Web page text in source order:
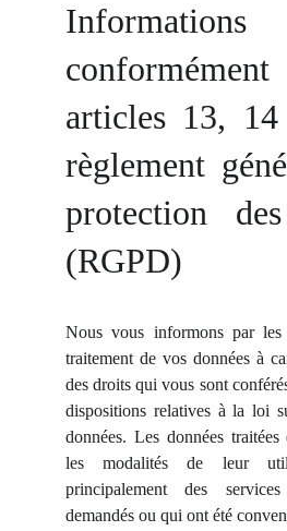
Informations
articles 13,
règlement
protection
(RGPD)
Nous vous informons par les
traitement de vos données à
des droits qui vous sont
dispositions relatives à la loi
données. Les données
les modalités de leur
principalement des
demandés ou qui ont été